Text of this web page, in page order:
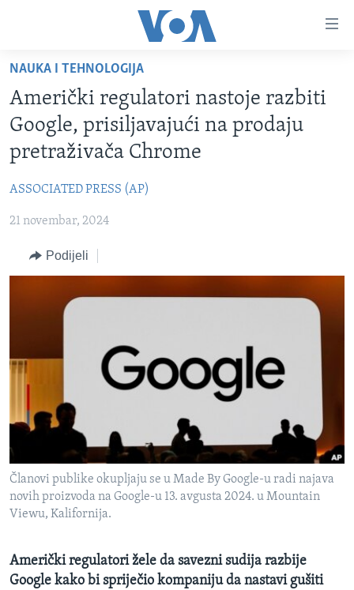
glavni
sadržaj
Pređi
na
glavnu
Idi
na
TV PROGRAM
FOTOGRAFIJE DANA
SJEDINJENE AMERIČKE DRŽAVE
BOSNA I HERCEGOVINA
SVIJET
NAUKA I TEHNOLOGIJA
SPECIJALNI PROJEKTI
KORUPCIJA
ŽENSKA STRANA
MAGAZIN
Learning English
PRATITE NAS
Jezici
NAUKA I TEHNOLOGIJA
Američki regulatori nastoje razbiti
Google, prisiljavajući na prodaju
pretraživača Chrome
ASSOCIATED PRESS (AP)
21 novembar, 2024
Podijeli
Članovi publike okupljaju se u Made By Google-u radi najava
novih proizvoda na Google-u 13. avgusta 2024. u Mountain
Viewu, Kalifornija.
Američki regulatori žele da savezni sudija razbije
Google kako bi spriječio kompaniju da nastavi gušiti